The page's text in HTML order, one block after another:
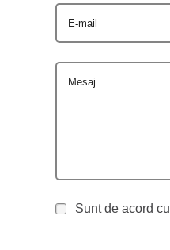
E-mail
Mesaj
Sunt de acord cu